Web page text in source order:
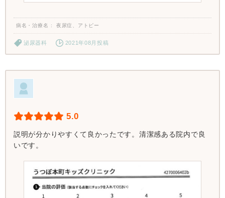
病名・治療名 夜尿症、アトピー
泌尿器科 2021年08月投稿
5.0
説明が分かりやすくて良かったです。清潔感ある院内で良
いです。